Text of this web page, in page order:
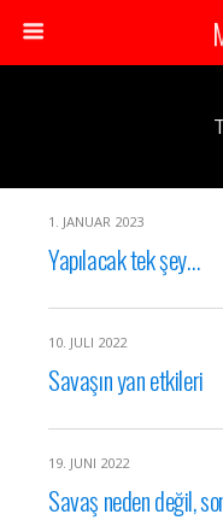
1. JANUAR 2023
Yapılacak tek şey…
10. JULI 2022
Savaşın yan etkileri
19. JUNI 2022
Savaş neden değil,